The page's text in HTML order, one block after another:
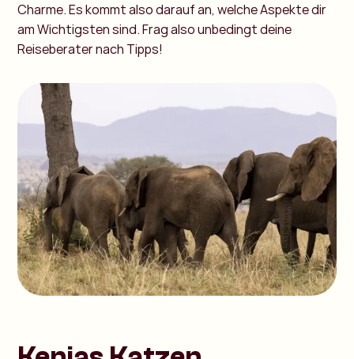
Charme. Es kommt also darauf an, welche Aspekte dir
am Wichtigsten sind. Frag also unbedingt deine
Reiseberater nach Tipps!